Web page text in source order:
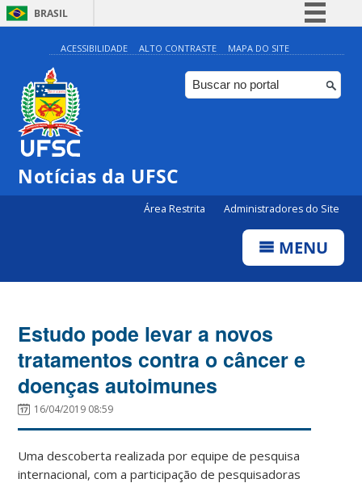
BRASIL
Simplifique!
Comunica BR
Participe
ACESSIBILIDADE ALTO CONTRASTE MAPA DO SITE
Notícias da UFSC
Área Restrita Administradores do Site
MENU
Estudo pode levar a novos
tratamentos contra o câncer e
doenças autoimunes
16/04/2019 08:59
Uma descoberta realizada por equipe de pesquisa
internacional, com a participação de pesquisadoras